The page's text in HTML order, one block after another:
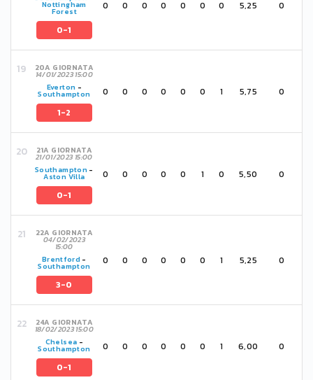
Nottingham
Forest
0-1
0 0 0 0 0 0 0 5,25 0
20A GIORNATA
14/01/2023 15:00
Everton -
Southampton
1-2
0 0 0 0 0 0 1 5,75 0
21A GIORNATA
21/01/2023 15:00
Southampton-
Aston Villa
0-1
0 0 0 0 0 1 0 5,50 0
22A GIORNATA
04/02/2023
15:00
Brentford -
Southampton
3-0
0 0 0 0 0 0 1 5,25 0
24A GIORNATA
18/02/2023 15:00
Chelsea -
Southampton
0-1
0 0 0 0 0 0 1 6,00 0